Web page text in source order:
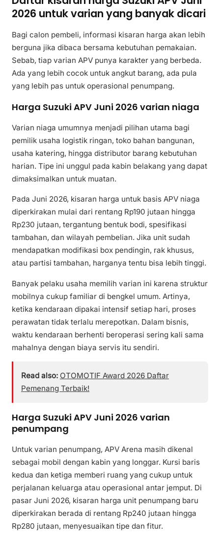
2026 untuk varian yang banyak dicari
Bagi calon pembeli, informasi kisaran harga akan lebih
berguna jika dibaca bersama kebutuhan pemakaian.
Sebab, tiap varian APV punya karakter yang berbeda.
Ada yang lebih cocok untuk angkut barang, ada pula
yang lebih pas untuk operasional penumpang.
Harga Suzuki APV Juni 2026 varian niaga
Varian niaga umumnya menjadi pilihan utama bagi
pemilik usaha logistik ringan, toko bahan bangunan,
usaha katering, hingga distributor barang kebutuhan
harian. Tipe ini unggul pada kabin belakang yang dapat
dimaksimalkan untuk muatan.
Pada Juni 2026, kisaran harga untuk basis APV niaga
diperkirakan mulai dari rentang Rp190 jutaan hingga
Rp230 jutaan, tergantung bentuk bodi, spesifikasi
tambahan, dan wilayah pembelian. Jika unit sudah
mendapatkan modifikasi box pendingin, rak khusus,
atau partisi tambahan, harganya tentu bisa lebih tinggi.
Banyak pelaku usaha memilih varian ini karena struktur
mobilnya cukup familiar di bengkel umum. Artinya,
ketika kendaraan dipakai intensif setiap hari, proses
perawatan tidak terlalu merepotkan. Dalam bisnis,
waktu kendaraan berhenti beroperasi sering kali sama
mahalnya dengan biaya servis itu sendiri.
Read also: OTOMOTIF Award 2026 Daftar
Pemenang Terbaik!
Harga Suzuki APV Juni 2026 varian
penumpang
Untuk varian penumpang, APV Arena masih dikenal
sebagai mobil dengan kabin yang longgar. Kursi baris
kedua dan ketiga memberi ruang yang cukup untuk
perjalanan keluarga atau operasional antar jemput. Di
pasar Juni 2026, kisaran harga unit penumpang baru
diperkirakan berada di rentang Rp240 jutaan hingga
Rp280 jutaan, menyesuaikan tipe dan fitur.